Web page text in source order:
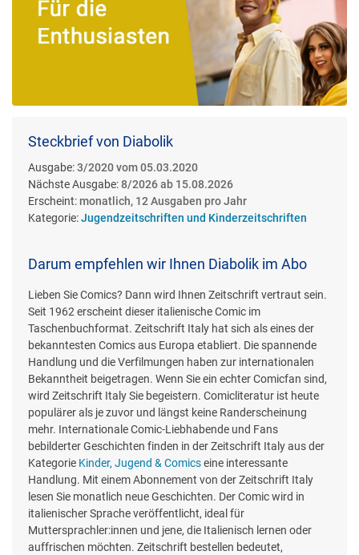
Steckbrief von Diabolik
Ausgabe:3/2020 vom 05.03.2020
Nächste Ausgabe:8/2026 ab 15.08.2026
Erscheint: monatlich, 12 Ausgaben pro Jahr
Kategorie:Jugendzeitschriften und Kinderzeitschriften
Darum empfehlen wir Ihnen Diabolik im Abo
Lieben Sie Comics? Dann wird Ihnen Zeitschrift vertraut sein.
Seit 1962 erscheint dieser italienische Comic im
Taschenbuchformat. Zeitschrift Italy hat sich als eines der
bekanntesten Comics aus Europa etabliert. Die spannende
Handlung und die Verfilmungen haben zur internationalen
Bekanntheit beigetragen. Wenn Sie ein echter Comicfan sind,
wird Zeitschrift Italy Sie begeistern. Comicliteratur ist heute
populärer als je zuvor und längst keine Randerscheinung
mehr. Internationale Comic-Liebhabende und Fans
bebilderter Geschichten finden in der Zeitschrift Italy aus der
Kategorie Kinder, Jugend & Comicseine interessante
Handlung. Mit einem Abonnement von der Zeitschrift Italy
lesen Sie monatlich neue Geschichten. Der Comic wird in
italienischer Sprache veröffentlicht, ideal für
Muttersprachler:innen und jene, die Italienisch lernen oder
auffrischen möchten. Zeitschrift bestellen bedeutet,